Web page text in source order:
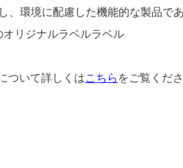
、環境に配慮した機能的な製品で
オリジナルラベルラベル
ついて詳しくはこちら をご覧くださ